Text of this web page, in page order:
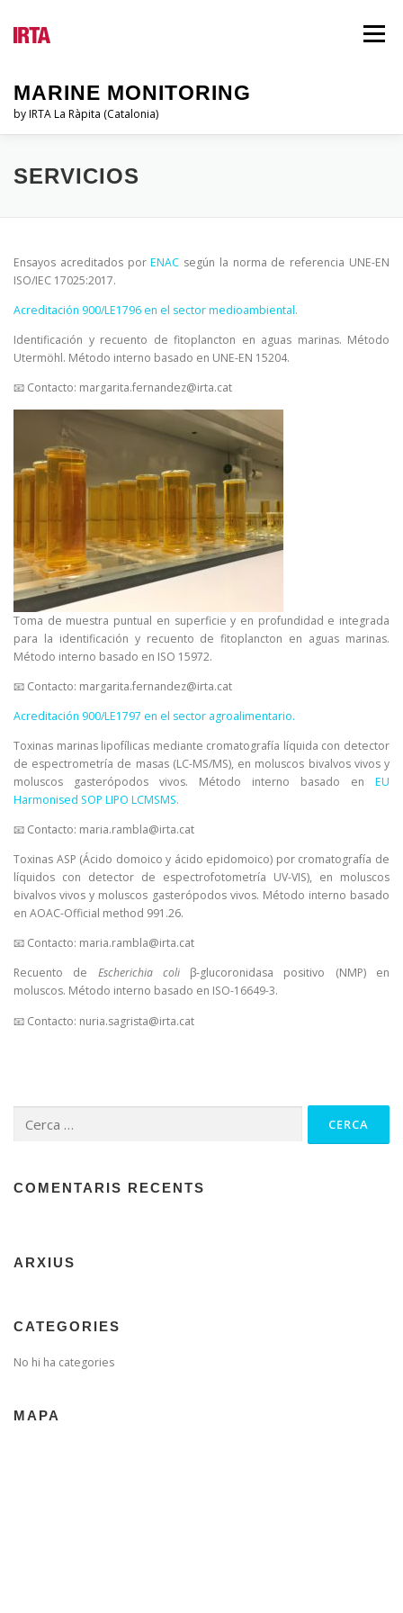
contingut
MARINE MONITORING
by IRTA La Ràpita (Catalonia)
Menú
EL PSQAM QUI SOM?
SERVICIOS
Ensayos acreditados porENAC según la norma de referencia UNE-EN
ISO/IEC 17025:2017.
Acreditación 900/LE1796 en el sector medioambiental.
Identificación y recuento de fitoplancton en aguas marinas. Método
Utermöhl. Método interno basado en UNE-EN 15204.
📧 Contacto: margarita.fernandez@irta.cat
Toma de muestra puntual en superficie y en profundidad e integrada
para la identificación y recuento de fitoplancton en aguas marinas.
Método interno basado en ISO 15972.
📧 Contacto: margarita.fernandez@irta.cat
Acreditación 900/LE1797 en el sector agroalimentario.
Toxinas marinas lipofílicas mediante cromatografía líquida con detector
de espectrometría de masas (LC-MS/MS), en moluscos bivalvos vivos y
moluscos gasterópodos vivos. Método interno basado en EU
Harmonised SOP LIPO LCMSMS.
📧 Contacto: maria.rambla@irta.cat
Toxinas ASP (Ácido domoico y ácido epidomoico) por cromatografía de
líquidos con detector de espectrofotometría UV-VIS), en moluscos
bivalvos vivos y moluscos gasterópodos vivos. Método interno basado
en AOAC-Official method 991.26.
📧 Contacto: maria.rambla@irta.cat
Recuento de Escherichia coliβ-glucoronidasa positivo (NMP) en
moluscos. Método interno basado en ISO-16649-3.
📧 Contacto: nuria.sagrista@irta.cat
COMENTARIS RECENTS
ARXIUS
CATEGORIES
No hi ha categories
MAPA